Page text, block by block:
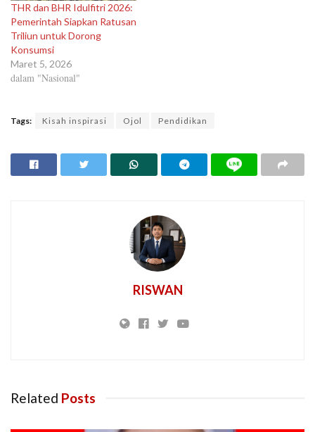
THR dan BHR Idulfitri 2026:
Pemerintah Siapkan Ratusan
Triliun untuk Dorong
Konsumsi
Maret 5, 2026
dalam "Nasional"
Tags: Kisah inspirasi Ojol Pendidikan
RISWAN
Related Posts